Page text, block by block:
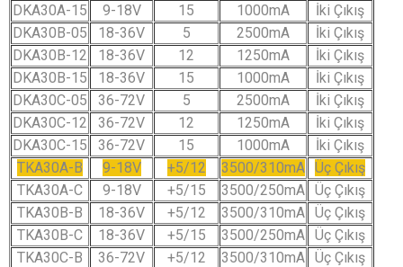
DKA30A-15
9-18V 15 1000mA
İki Çıkış
DKA30B-05
18-36V 5 2500mA
İki Çıkış
DKA30B-12
18-36V 12 1250mA
İki Çıkış
DKA30B-15
18-36V 15 1000mA
İki Çıkış
DKA30C-05
36-72V 5 2500mA
İki Çıkış
DKA30C-12
36-72V 12 1250mA
İki Çıkış
DKA30C-15
36-72V 15 1000mA
İki Çıkış
TKA30A-B
9-18V +5/12 3500/310mA Üç Çıkış
TKA30A-C
9-18V +5/15 3500/250mA Üç Çıkış
TKA30B-B
18-36V +5/12 3500/310mA Üç Çıkış
TKA30B-C
18-36V +5/15 3500/250mA Üç Çıkış
TKA30C-B
36-72V +5/12 3500/310mA Üç Çıkış